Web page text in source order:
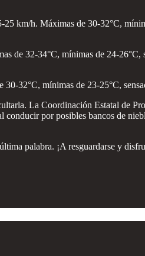
km/h. Máximas de 30-32°C,
de 32-34°C, mínimas de 24-
32°C, mínimas de 23-25°C,
La Coordinación Estatal de
por posibles bancos de
palabra. ¡A resguardarse y